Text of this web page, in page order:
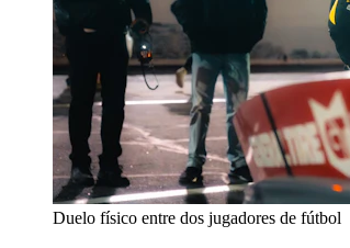
Duelo físico entre dos jugadores de fútbol